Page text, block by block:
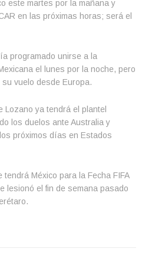
este martes por la mañana y
en las próximas horas; será el
programado unirse a la
el lunes por la noche, pero
vuelo desde Europa.
Lozano ya tendrá el plantel
los duelos ante Australia y
próximos días en Estados
México para la Fecha FIFA
lesionó el fin de semana pasado